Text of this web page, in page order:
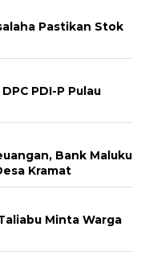
Pastikan Stok
PDI-P Pulau
Bank Maluku
Kramat
Minta Warga